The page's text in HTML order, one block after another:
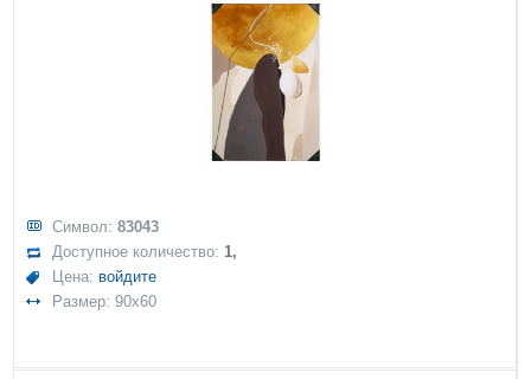
Символ:83043
Доступное количество:1,
Цена: войдите
Размер: 90x60